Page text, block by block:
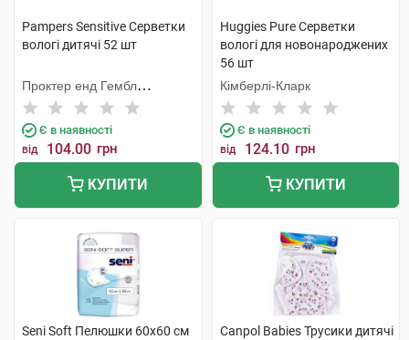
Pampers Sensitive Серветки
вологі дитячі 52 шт
Проктер енд Гембл
Мануфекчурінг
Є в наявності
від 104.00 грн
КУПИТИ
Huggies Pure Серветки
вологі для новонароджених
56 шт
Кімберлі-Кларк
Є в наявності
від 124.10 грн
КУПИТИ
Seni Soft Пелюшки 60х60 см
Canpol Babies Трусики дитячі